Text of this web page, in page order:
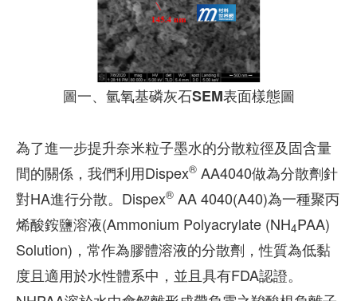
圖一、氫氧基磷灰石SEM表面樣態圖
為了進一步提升奈米粒子墨水的分散粒徑及固含量
間的關係，我們利用Dispex® AA4040做為分散劑針
對HA進行分散。Dispex® AA 4040(A40)為一種聚丙
烯酸銨鹽溶液(Ammonium Polyacrylate (NH4PAA)
Solution)，常作為膠體溶液的分散劑，性質為低黏
度且適用於水性體系中，並且具有FDA認證。